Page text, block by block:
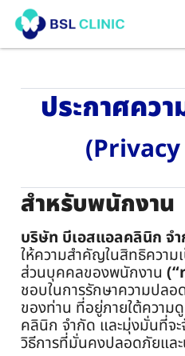
ประกาศคว
สำหรับพนักงาน
บริษัท บีเอสแอลคลินิก จ
ให้ความสำคัญในสิทธิควา
ส่วนบุคคลของพนักงาน (“
ชอบในการรักษาความปล
ของท่าน ที่อยู่ภายใต้ความ
คลินิก จำกัด และมุ่งมั่นที่จ
วิธีการที่มั่นคงปลอดภัยแล